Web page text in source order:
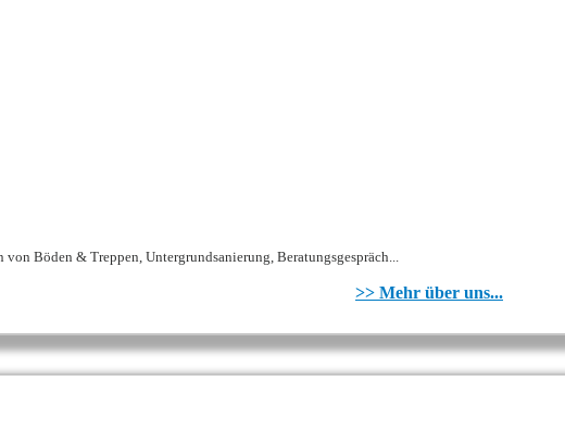
von Böden & Treppen, Untergrundsanierung, Beratungsgespräch...
>> Mehr über uns...